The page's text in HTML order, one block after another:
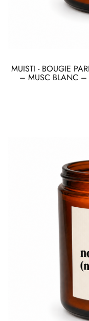
MUISTI - BOUGIE
– MUSC BLANC –